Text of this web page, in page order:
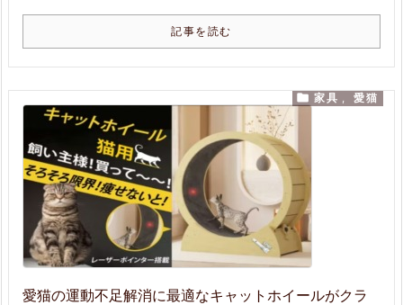
記事を読む
愛猫の運動不足解消に最適なキャットホイールがクラ
 家具 , 愛猫